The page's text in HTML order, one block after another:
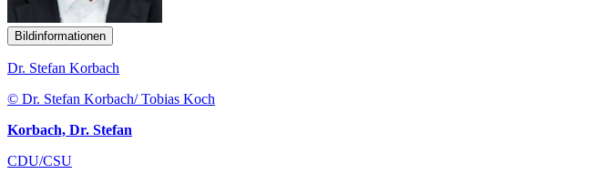
Bildinformationen
Dr. Stefan Korbach
© Dr. Stefan Korbach/ Tobias Koch
Korbach, Dr. Stefan
CDU/CSU